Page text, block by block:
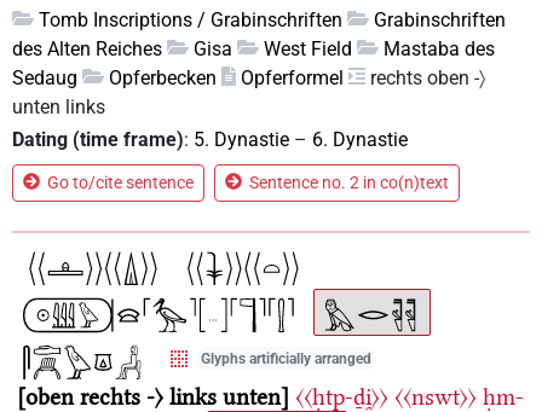
Tomb Inscriptions / Grabinschriften
Grabinschriften
des Alten Reiches
Gisa West Field
Mastaba des
Sedaug
Opferbecken Opferformel
rechts oben -〉
unten links
Dating (time frame): 5. Dynastie – 6. Dynastie
Go to/cite sentence Sentence no. 2 in co(n)text
Glyphs artificially arranged
oben rechts -〉 links unten 〈〈ḥtp-ḏi̯〉〉 〈〈nswt〉〉 ḥm-